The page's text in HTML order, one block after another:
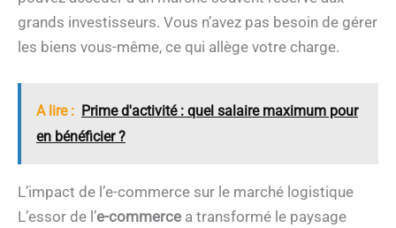
grands investisseurs. Vous n’avez pas besoin de gérer
les biens vous-même, ce qui allège votre charge.
A lire : Prime d'activité : quel salaire maximum pour
en bénéficier ?
L’impact de l’e-commerce sur le marché logistique
L’essor de l’e-commerce a transformé le paysage